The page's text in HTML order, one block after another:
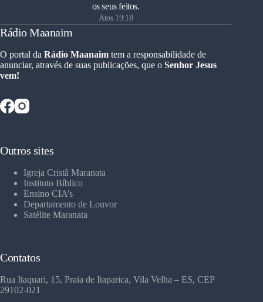
os seus feitos.
Atos 19:18
Rádio Maanaim
O portal da Rádio Maanaim tem a responsabilidade de
anunciar, através de suas publicações, que o Senhor Jesus
vem!
Outros sites
Igreja Cristã Maranata
Instituto Bíblico
Ensino CIA’s
Departamento de Louvor
Satélite Maranata
Contatos
Rua Itaquari, 15, Praia de Itaparica, Vila Velha – ES, CEP
29102-021